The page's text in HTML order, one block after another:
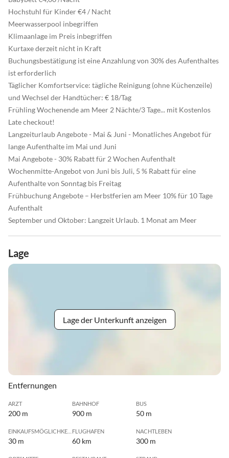
Hochstuhl für Kinder €4 / Nacht
Meerwasserpool inbegriffen
Klimaanlage im Preis inbegriffen
Kurtaxe derzeit nicht in Kraft
Buchungsbestätigung ist eine Anzahlung von 30% des Aufenthaltes
ist erforderlich
Täglicher Komfortservice: tägliche Reinigung (ohne Küchenzeile)
und Wechsel der Handtücher: € 18/Tag
Frühling Wochenende am Meer 2 Nächte/3 Tage... mit Kostenlos
Late checkout!
Langzeiturlaub Angebote - Mai & Juni - Monatliches Angebot für
lange Aufenthalte im Mai und Juni
Mai Angebote - 30% Rabatt für 2 Wochen Aufenthalt
Wochenmitte-Angebot von Juni bis Juli, 5 % Rabatt für eine
Aufenthalte von Sonntag bis Freitag
Frühbuchung Angebote – Herbstferien am Meer 10% für 10 Tage
Aufenthalt
September und Oktober: Langzeit Urlaub. 1 Monat am Meer
Lage
Lage der Unterkunft anzeigen
Entfernungen
ARZT
200 m
BAHNHOF
900 m
BUS
50 m
30 m
FLUGHAFEN
60 km
NACHTLEBEN
300 m